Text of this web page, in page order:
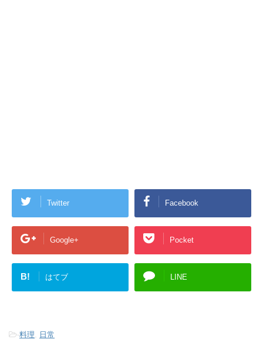
Twitter Facebook
Google+ Pocket
B! はてブ LINE
-料理 日常